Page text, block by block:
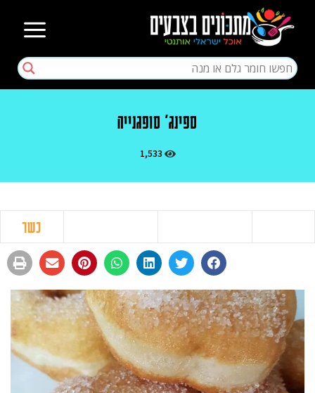
ספינג' סופגנייה
1,533
כשר